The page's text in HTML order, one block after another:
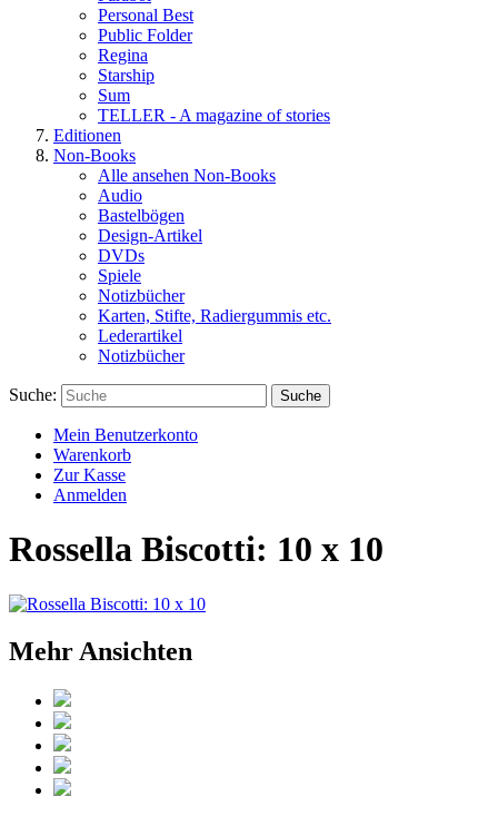
Personal Best
Public Folder
Regina
Starship
Sum
TELLER - A magazine of stories
Editionen
Non-Books
Alle ansehen Non-Books
Audio
Bastelbögen
Design-Artikel
DVDs
Spiele
Notizbücher
Karten, Stifte, Radiergummis etc.
Lederartikel
Notizbücher
Suche: Suche
Mein Benutzerkonto
Warenkorb
Zur Kasse
Anmelden
Rossella Biscotti: 10 x 10
Mehr Ansichten